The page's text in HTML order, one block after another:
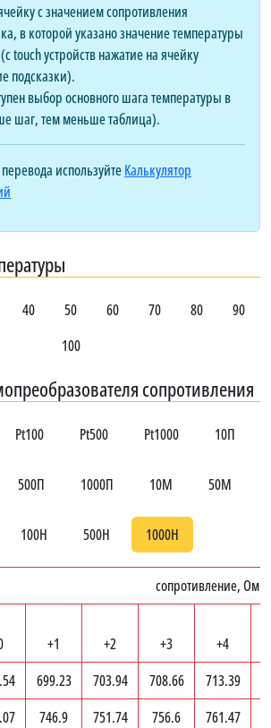
с значением сопротивления
в которой указано значение температуры
touch устройств нажатие на ячейку
подсказки).
выбор основного шага температуры в
шаг, тем меньше таблица).
используйтеКалькулятор
40 50 60 70 80
90
100
сопротивления
Pt100 Pt500 Pt1000 10П
500П 1000П 10М 50М
100Н 500Н 1000Н
сопротивление, Ом
+1 +2 +3
+4
699.23 703.94 708.66 713.39
746.9 751.74 756.6 761.47